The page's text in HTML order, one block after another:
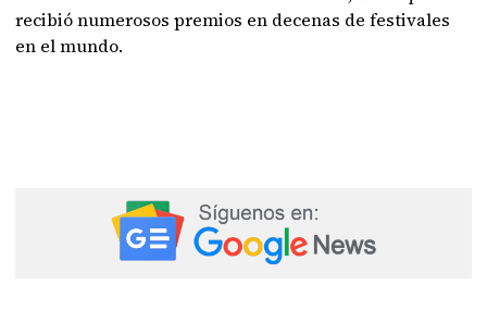
recibió numerosos premios en decenas de festivales
en el mundo.